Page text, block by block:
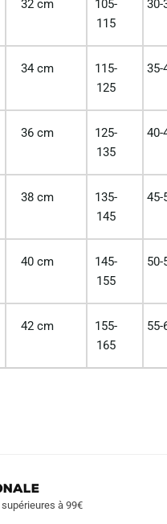
32 cm
105-
115
30-
34 cm
115-
125
35-
36 cm
125-
135
40-
38 cm
135-
145
45-
40 cm
145-
155
50-
42 cm
155-
165
55-
à 99€